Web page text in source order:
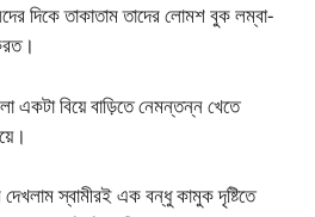
দিকে তাকাতাম তাদের লোমশ বুক লম্বা-
একটা বিয়ে বাড়িতে নেমন্তন্ন খেতে
স্বামীরই এক বন্ধু কামুক দৃষ্টিতে